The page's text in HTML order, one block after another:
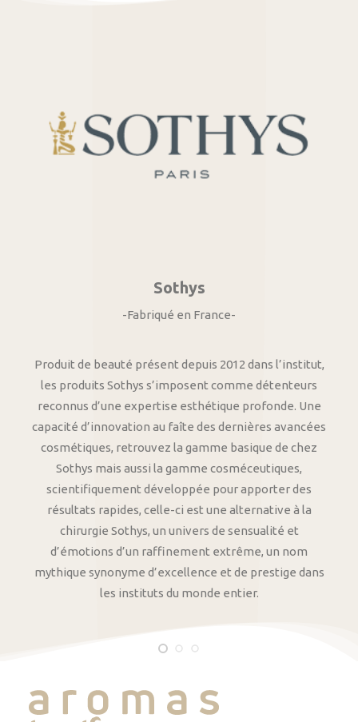
Sothys
-Fabriqué en France-
Produit de beauté présent depuis 2012 dans l’institut,
les produits Sothys s’imposent comme détenteurs
reconnus d’une expertise esthétique profonde. Une
capacité d’innovation au faîte des dernières avancées
cosmétiques, retrouvez la gamme basique de chez
Sothys mais aussi la gamme cosméceutiques,
scientifiquement développée pour apporter des
résultats rapides, celle-ci est une alternative à la
chirurgie Sothys, un univers de sensualité et
d’émotions d’un raffinement extrême, un nom
mythique synonyme d’excellence et de prestige dans
les instituts du monde entier.